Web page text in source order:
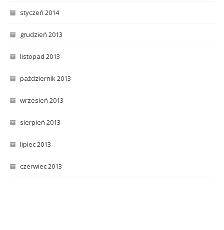
styczeń 2014
grudzień 2013
listopad 2013
październik 2013
wrzesień 2013
sierpień 2013
lipiec 2013
czerwiec 2013